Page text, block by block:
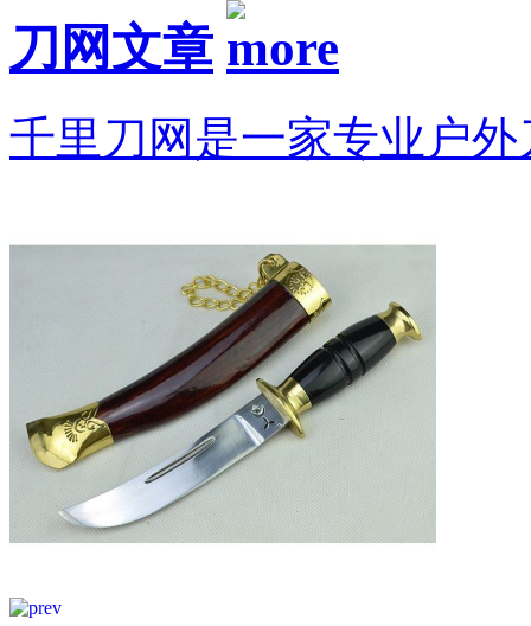
刀网文章
千里刀网是一家专业户